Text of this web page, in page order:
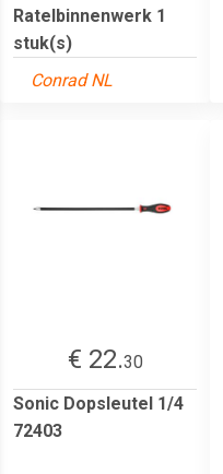
Ratelbinnenwerk 1
stuk(s)
Conrad NL
€ 22.30
Sonic Dopsleutel 1/4
72403